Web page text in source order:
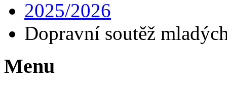
2025/2026
Dopravní soutěž
Menu